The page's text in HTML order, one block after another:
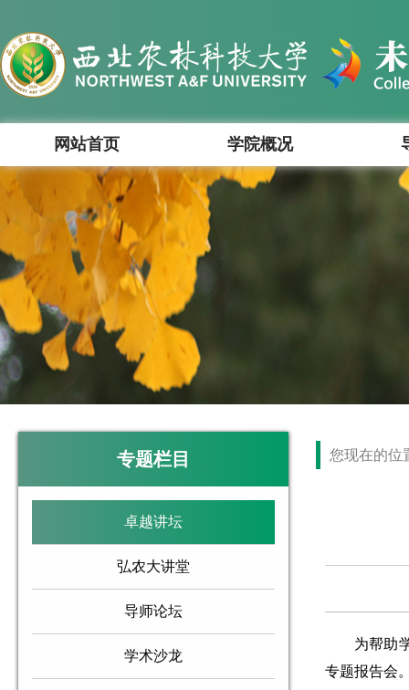
网站首页 学院概况
专题栏目
卓越讲坛
弘农大讲堂
导师论坛
学术沙龙
您现在的位
为帮助
专题报告会